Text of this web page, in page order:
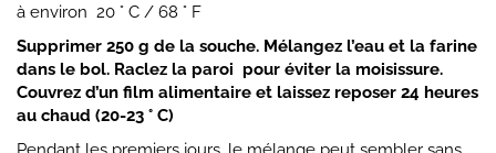
à environ 20 ° C / 68 ° F
Supprimer 250 g de la souche. Mélangez l’eau et la farine
dans le bol. Raclez la paroi pour éviter la moisissure.
Couvrez d’un film alimentaire et laissez reposer 24 heures
au chaud (20-23 ° C)